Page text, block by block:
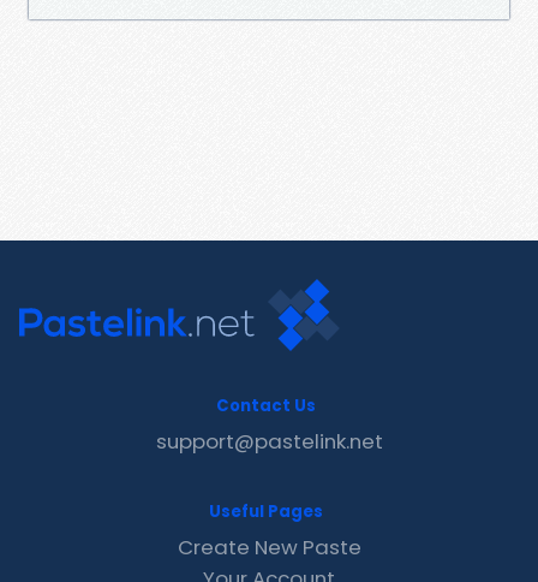
Contact Us
support@pastelink.net
Useful Pages
Create New Paste